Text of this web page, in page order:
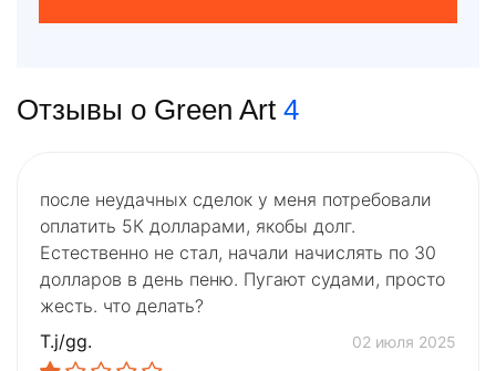
Отзывы о Green Art 4
после неудачных сделок у меня потребовали
оплатить 5К долларами, якобы долг.
Естественно не стал, начали начислять по 30
долларов в день пеню. Пугают судами, просто
жесть. что делать?
T.j/gg.
02 июля 2025